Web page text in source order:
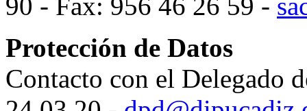
Protección de Datos
Contacto con el Delegado